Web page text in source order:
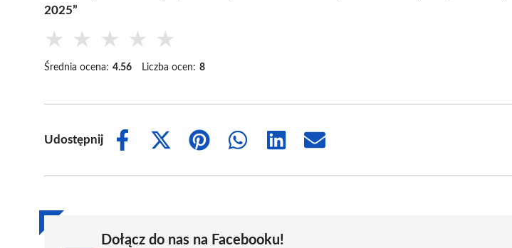
2025”
★ ★ ★ ★ ★
Średnia ocena: 4.56 Liczba ocen: 8
Udostępnij
Share
Share
(Twitter)
Share
Share
Share
Share
Dołącz do nas na Facebooku!